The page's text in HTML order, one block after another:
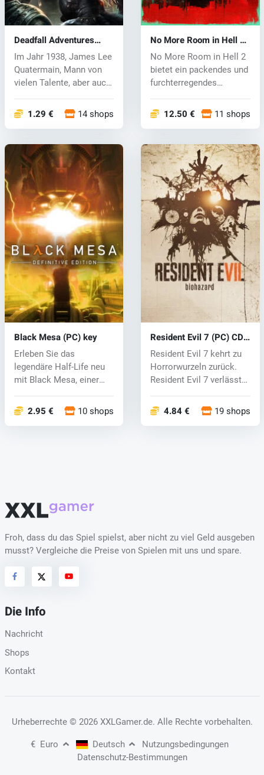
Deadfall Adventures
(PC) CD key
Im Jahr 1938, James Lee
Quatermain, Mann von
vielen Talente, aber auch
1.29 € 14 shops
No More Room in Hell 2
(PC) key
No More Room in Hell 2
bietet ein packendes und
furchterregendes
12.50 € 11 shops
Black Mesa (PC) key
Erleben Sie das
legendäre Half-Life neu
mit Black Mesa, einer
2.95 € 10 shops
Resident Evil 7 (PC) CD
key
Resident Evil 7 kehrt zu
Horrorwurzeln zurück.
Resident Evil 7 verlässt
4.84 € 19 shops
Froh, dass du das Spiel spielst, aber nicht zu viel Geld ausgeben
musst? Vergleiche die Preise von Spielen mit uns und spare.
Die Info
Nachricht
Shops
Kontakt
Urheberrechte © 2026 XXLGamer.de. Alle Rechte vorbehalten.
€ Euro Deutsch
Nutzungsbedingungen
Datenschutz-Bestimmungen